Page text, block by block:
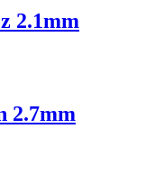
2.1mm
2.7mm